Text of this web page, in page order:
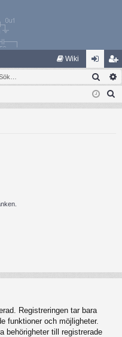
Wiki
og
ga
li
m
Sök
Registreringen tar bara
funktioner och möjligheter.
behörigheter till registrerade